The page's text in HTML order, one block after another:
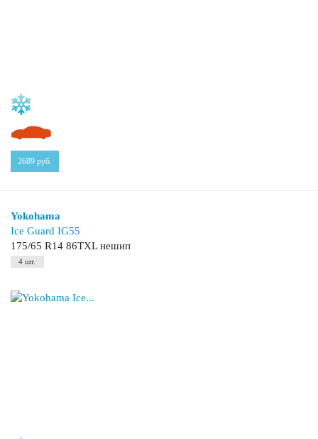
2689 руб.
Yokohama
Ice Guard IG55
175/65 R14 86TXL нешип
4 шт.